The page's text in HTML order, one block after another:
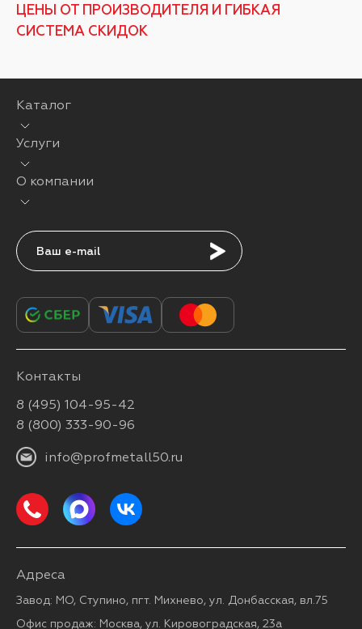
ЦЕНЫ ОТ ПРОИЗВОДИТЕЛЯ И ГИБКАЯ
СИСТЕМА СКИДОК
Каталог
Услуги
О компании
Подписаться
Контакты
8 (495) 104-95-42
8 (800) 333-90-96
info@profmetall50.ru
Адреса
Завод: МО, Ступино, пгт. Михнево, ул. Донбасская, вл.75
Офис продаж: Москва, ул. Кировоградская, 23а